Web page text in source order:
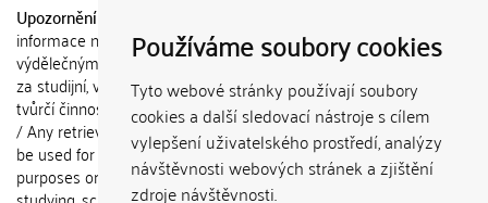
Používáme soubory cookies
Tyto webové stránky používají soubory
cookies a další sledovací nástroje s cílem
vylepšení uživatelského prostředí, analýzy
návštěvnosti webových stránek a zjištění
zdroje návštěvnosti.
Upozornění / Notice:
informace nemohou být použity k
výdělečným účelům nebo vydávány
za studijní, vědeckou nebo jinou
tvůrčí činnost jiné osoby než autora.
/ Any retrieved information shall not
be used for any commercial
purposes or claimed as results of